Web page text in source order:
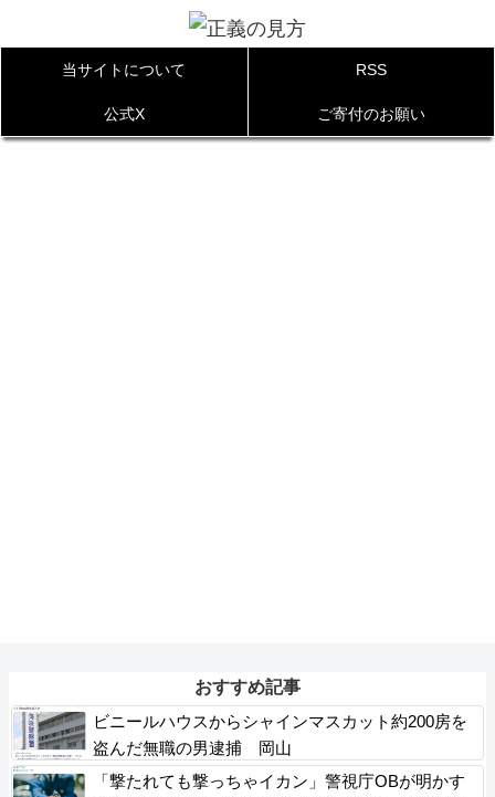
当サイトについて RSS
公式X ご寄付のお願い
おすすめ記事
ビニールハウスからシャインマスカット約200房を
盗んだ無職の男逮捕 岡山
「撃たれても撃っちゃイカン」警視庁OBが明かす